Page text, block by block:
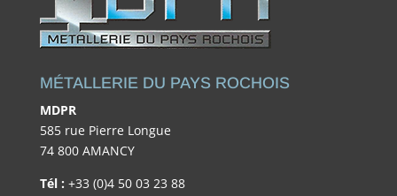
MÉTALLERIE DU PAYS ROCHOIS
MDPR
585 rue Pierre Longue
74 800 AMANCY
Tél : +33 (0)4 50 03 23 88